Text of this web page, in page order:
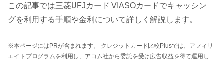
この記事では三菱UFJカード VIASOカードでキャッシン
グを利用する手順や金利について詳しく解説します。
※本ページにはPRが含まれます。 クレジットカード比較Plusでは、アフィリ
エイトプログラムを利用し、アコム社から委託を受け広告収益を得て運用し